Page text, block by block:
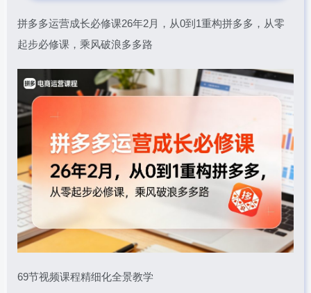
拼多多运营成长必修课26年2月，从0到1重构拼多多，从零
起步必修课，乘风破浪多多路
69节视频课程精细化全景教学